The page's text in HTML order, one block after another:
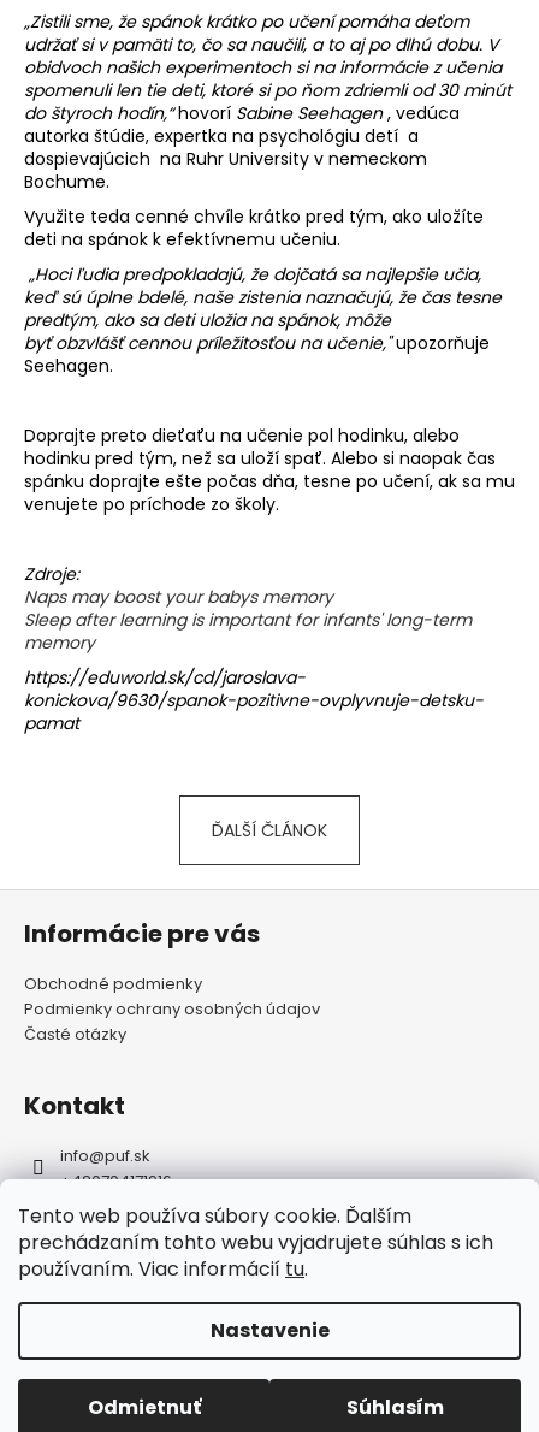
Tento web používa súbory cookie. Ďalším
prechádzaním tohto webu vyjadrujete súhlas s ich
používaním. Viac informácií tu.
Nastavenie
Odmietnuť Súhlasím
„Zistili sme, že spánok krátko po učení pomáha deťom
udržať si v pamäti to, čo sa naučili, a to aj po dlhú dobu. V
obidvoch našich experimentoch si na informácie z učenia
spomenuli len tie deti, ktoré si po ňom zdriemli od 30 minút
do štyroch hodín,“hovorí Sabine Seehagen, vedúca
autorka štúdie, expertka na psychológiu detí a
dospievajúcich na Ruhr University v nemeckom
Bochume.
Využite teda cenné chvíle krátko pred tým, ako uložíte
deti na spánok k efektívnemu učeniu.
„Hoci ľudia predpokladajú, že dojčatá sa najlepšie učia,
keď sú úplne bdelé, naše zistenia naznačujú, že čas tesne
predtým, ako sa deti uložia na spánok, môže
byť obzvlášť cennou príležitosťou na učenie,"upozorňuje
Seehagen.
Doprajte preto dieťaťu na učenie pol hodinku, alebo
hodinku pred tým, než sa uloží spať. Alebo si naopak čas
spánku doprajte ešte počas dňa, tesne po učení, ak sa mu
venujete po príchode zo školy.
Zdroje:
Naps may boost your babys memory
Sleep after learning is important for infants' long-term
memory
https://eduworld.sk/cd/jaroslava-
konickova/9630/spanok-pozitivne-ovplyvnuje-detsku-
pamat
ĎALŠÍ ČLÁNOK
Z
Informácie pre vás
Obchodné podmienky
Podmienky ochrany osobných údajov
Časté otázky
Kontakt
info@puf.sk
+420704171916
https://www.facebook.com/puf.sk
puf.sk
FAQ
Vytvoril Shoptet
Copyright 2026puf.sk . Všetky práva vyhradené.